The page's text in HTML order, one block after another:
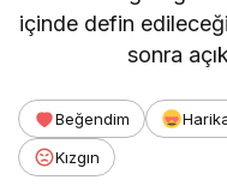
içinde defin
sonra
Beğendim
Kızgın